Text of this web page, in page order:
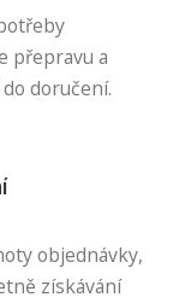
přepravu a
doručení.
objednávky,
získávání